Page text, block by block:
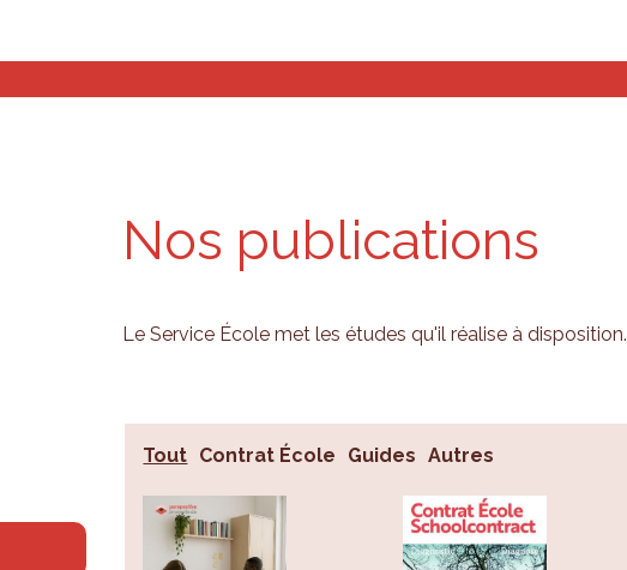
Nos publications
Le Service École met les études qu'il réalise à disposition.
Tout Contrat École Guides Autres